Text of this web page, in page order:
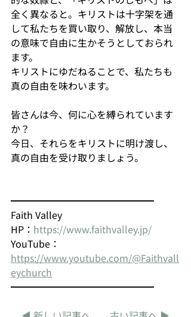
全く異なると。キリストは十字架を通
して私たちを買い取り、解放し、本当
の意味で自由に生かそうとしておられ
ます。
キリストにゆだねることで、私たちも
真の自由を味わいます。
皆さんは今、何に心を縛られています
か？
今日、それらをキリストに明け渡し、
真の自由を受け取りましょう。
━━━━━━━━━━━━━━━
Faith Valley
HP： https://www.faithvalley.jp/
YouTube：
https://www.youtube.com/@Faithvall
eychurch
━━━━━━━━━━━━━━━